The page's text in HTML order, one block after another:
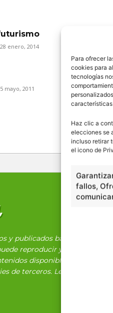
Para ofrecer
cookies para
tecnologías
Haz clic a
elecciones se
incluso retirar
el icono de
fallos,
28 enero, 2014
5 mayo, 2011
y publicados bajo
reproducir y hacer
disponibles en
de terceros. Lea más